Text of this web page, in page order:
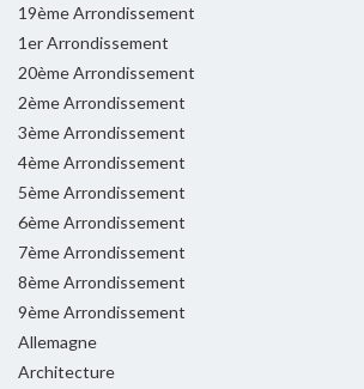
19ème Arrondissement
1er Arrondissement
20ème Arrondissement
2ème Arrondissement
3ème Arrondissement
4ème Arrondissement
5ème Arrondissement
6ème Arrondissement
7ème Arrondissement
8ème Arrondissement
9ème Arrondissement
Allemagne
Architecture